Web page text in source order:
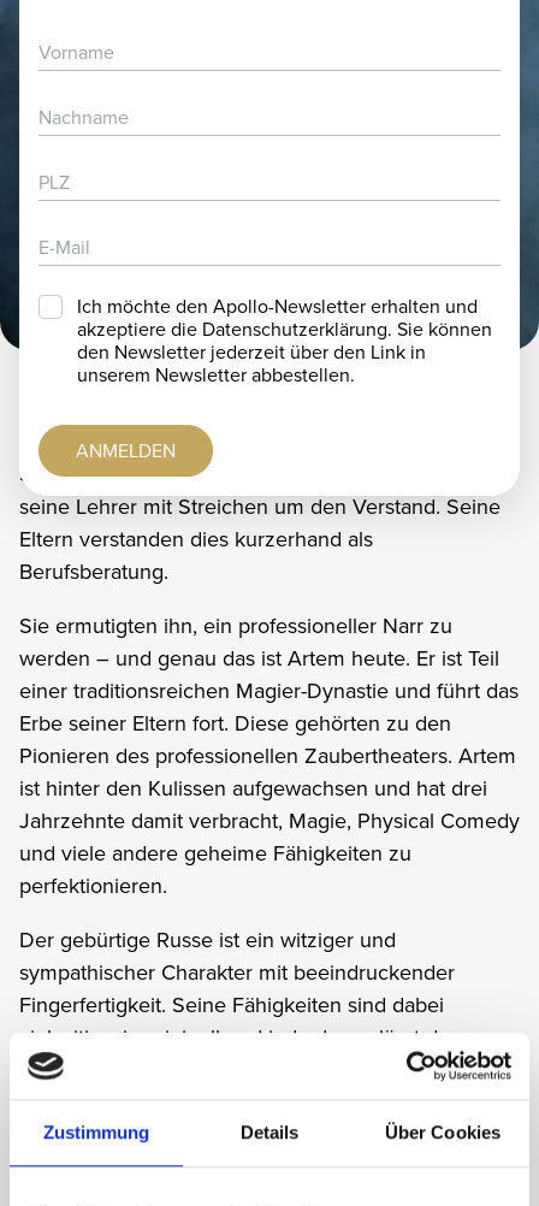
Zustimmung Details Über Cookies
PARTNER & SPONSOREN
TICKETS
Über Artem Shchukin
Schon zu Schulzeiten brachte Artem Shchukins
seine Lehrer mit Streichen um den Verstand. Seine
Eltern verstanden dies kurzerhand als
Berufsberatung.
Sie ermutigten ihn, ein professioneller Narr zu
werden – und genau das ist Artem heute. Er ist Teil
einer traditionsreichen Magier-Dynastie und führt das
Erbe seiner Eltern fort. Diese gehörten zu den
Pionieren des professionellen Zaubertheaters. Artem
ist hinter den Kulissen aufgewachsen und hat drei
Jahrzehnte damit verbracht, Magie, Physical Comedy
und viele andere geheime Fähigkeiten zu
perfektionieren.
Der gebürtige Russe ist ein witziger und
sympathischer Charakter mit beeindruckender
Fingerfertigkeit. Seine Fähigkeiten sind dabei
vielseitig wie originell und jede davon lässt das
Publikum verblüfft zurück. 2022 gelang Artem der
internationale Durchbruch: Er gewann die
Wettbewerbe der International Brotherhood of
Magicians (I.B.M.), der weltweit größten Organisation
Ich möchte den Apollo-Newsletter erhalten und
akzeptiere die Datenschutzerklärung. Sie können
den Newsletter jederzeit über den Link in
unserem Newsletter abbestellen.
ANMELDEN